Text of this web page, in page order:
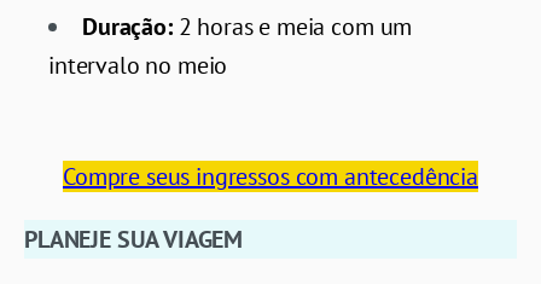
Duração:2 horas e meia com um
intervalo no meio
Compre seus ingressos com antecedência
PLANEJE SUA VIAGEM